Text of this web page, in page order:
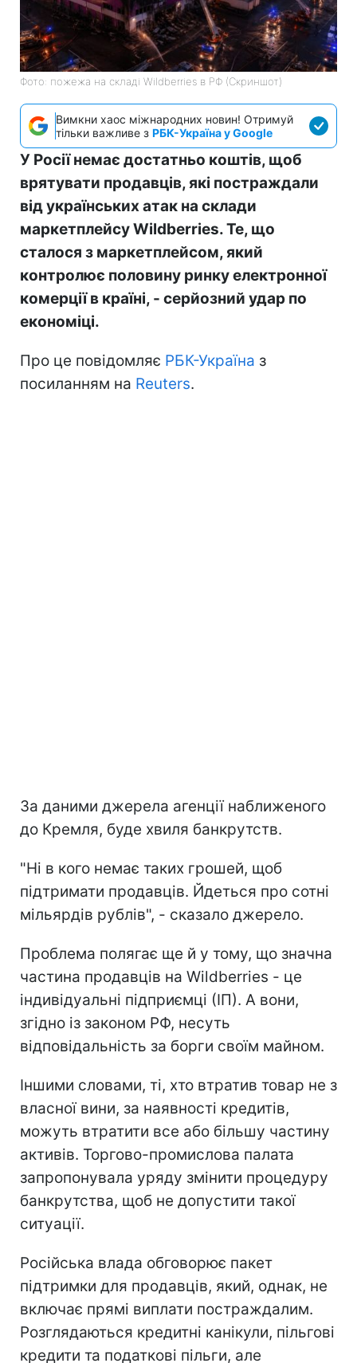
Фото: пожежа на складі Wildberries в РФ (Скриншот)
Вимкни хаос міжнародних новин! Отримуй
тільки важливе з РБК-Україна у Google
У Росії немає достатньо коштів, щоб
врятувати продавців, які постраждали
від українських атак на склади
маркетплейсу Wildberries. Те, що
сталося з маркетплейсом, який
контролює половину ринку електронної
комерції в країні, - серйозний удар по
економіці.
Про це повідомляє РБК-Україна з
посиланням на Reuters.
За даними джерела агенції наближеного
до Кремля, буде хвиля банкрутств.
"Ні в кого немає таких грошей, щоб
підтримати продавців. Йдеться про сотні
мільярдів рублів", - сказало джерело.
Проблема полягає ще й у тому, що значна
частина продавців на Wildberries - це
індивідуальні підприємці (ІП). А вони,
згідно із законом РФ, несуть
відповідальність за борги своїм майном.
Іншими словами, ті, хто втратив товар не з
власної вини, за наявності кредитів,
можуть втратити все або більшу частину
активів. Торгово-промислова палата
запропонувала уряду змінити процедуру
банкрутства, щоб не допустити такої
ситуації.
Російська влада обговорює пакет
підтримки для продавців, який, однак, не
включає прямі виплати постраждалим.
Розглядаються кредитні канікули, пільгові
кредити та податкові пільги, але